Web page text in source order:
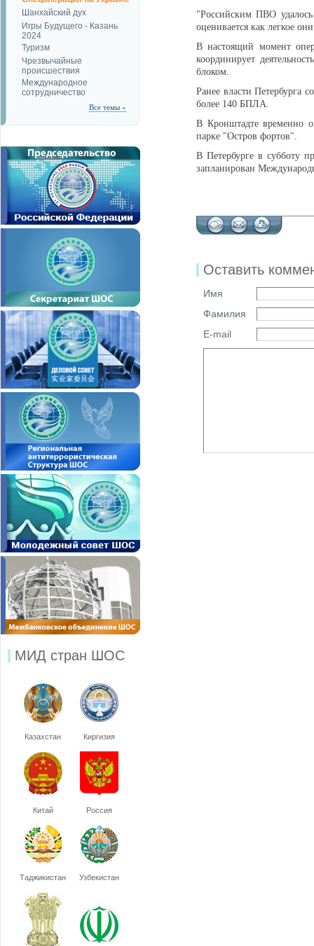
Шанхайский дух
Игры Будущего - Казань
2024
Туризм
Чрезвычайные
происшествия
Международное
сотрудничество
Все темы »
МИД стран ШОС
Казахстан Киргизия
Китай Россия
Таджикистан Узбекистан
"Российским ПВО
оценивается как легкое
В настоящий момент
координирует
блоком.
Ранее власти Петербурга
более 140 БПЛА.
В Кронштадте временно
парке "Остров фортов".
В Петербурге в субботу
запланирован
Оставить
Имя
Фамилия
E-mail